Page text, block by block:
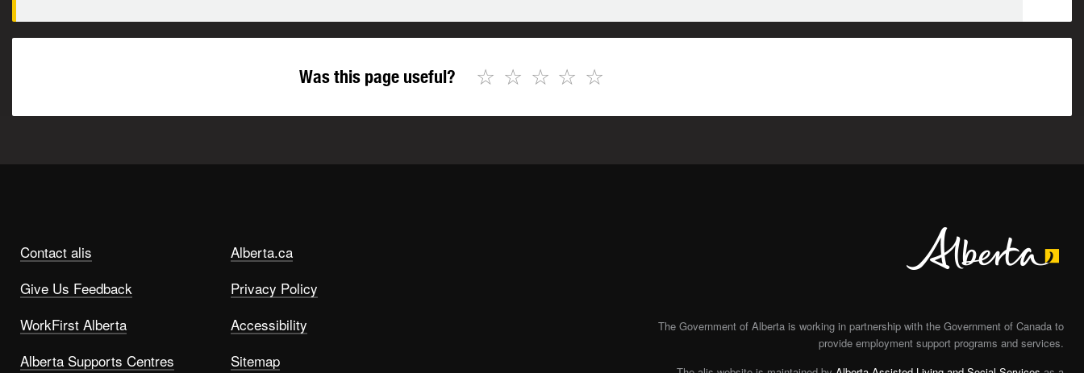
Was this page useful? ☆
☆
☆
☆
☆
Contact alis
Give Us Feedback
WorkFirst Alberta
Alberta Supports Centres
Alberta.ca
Privacy Policy
Accessibility
Sitemap
The Government of Alberta is working in partnership with the Government of Canada to
provide employment support programs and services.